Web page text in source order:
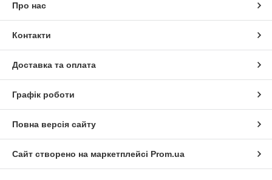
Про нас
Контакти
Доставка та оплата
Графік роботи
Повна версія сайту
Сайт створено на маркетплейсі Prom.ua